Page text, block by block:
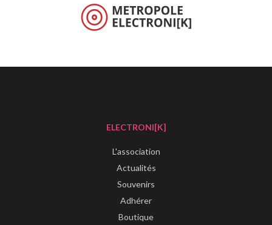
ELECTRONI[K]
L'association
Actualités
Souvenirs
Adhérer
Boutique